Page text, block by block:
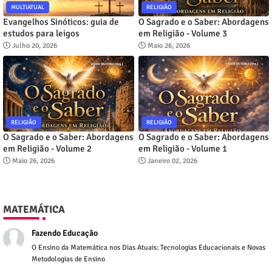
MULTIATUAL
Evangelhos Sinóticos: guia de
estudos para leigos
Julho 20, 2026
RELIGIÃO
O Sagrado e o Saber: Abordagens
em Religião - Volume 3
Maio 26, 2026
RELIGIÃO
O Sagrado e o Saber: Abordagens
em Religião - Volume 2
Maio 26, 2026
RELIGIÃO
O Sagrado e o Saber: Abordagens
em Religião - Volume 1
Janeiro 02, 2026
MATEMÁTICA
Fazendo Educação
O Ensino da Matemática nos Dias Atuais: Tecnologias Educacionais e Novas
Metodologias de Ensino